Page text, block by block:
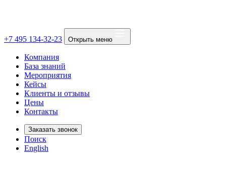
+7 495 134-32-23 Открыть меню
Компания
База знаний
Мероприятия
Кейсы
Клиенты и отзывы
Цены
Контакты
Заказать звонок
Поиск
English